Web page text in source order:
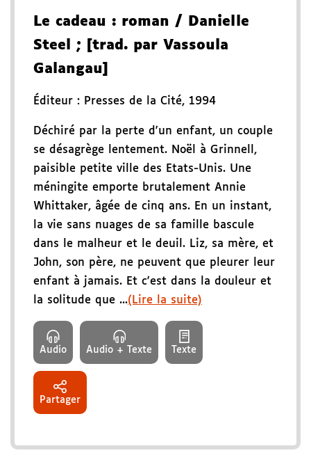
Le cadeau : roman / Danielle
Steel
; [trad. par Vassoula
Galangau]
Éditeur : Presses de la Cité, 1994
Déchiré par la perte d'un enfant, un couple
se désagrège lentement. Noël à Grinnell,
paisible petite ville des Etats-Unis. Une
méningite emporte brutalement Annie
Whittaker, âgée de cinq ans. En un instant,
la vie sans nuages de sa famille bascule
dans le malheur et le deuil. Liz, sa mère, et
John, son père, ne peuvent que pleurer leur
enfant à jamais. Et c'est dans la douleur et
la solitude que ...(Lire la suite)
Audio Audio + Texte Texte
Partager